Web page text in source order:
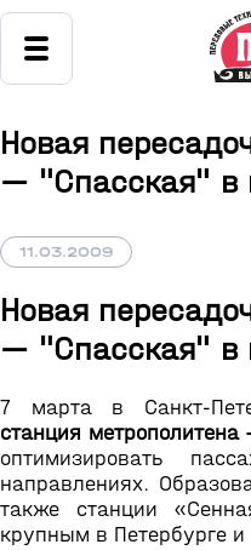
Новая
— "Спасская" в
11.03.2009
Новая
— "Спасская" в
7 марта в Санкт-
станция
оптимизировать
направлениях.
также станции
крупным в Петербурге и